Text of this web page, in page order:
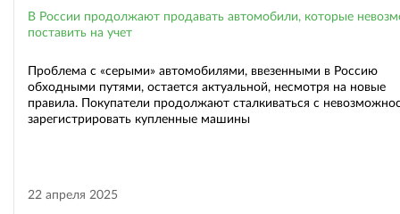
В России продолжают продавать автомобили, которые
поставить на учет
Проблема с «серыми» автомобилями, ввезенными в Россию
обходными путями, остается актуальной, несмотря на новые
правила. Покупатели продолжают сталкиваться с
зарегистрировать купленные машины
22 апреля 2025